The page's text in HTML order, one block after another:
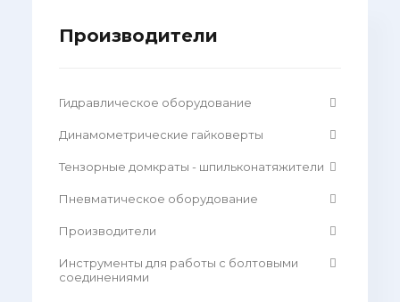
Производители
Гидравлическое оборудование
Динамометрические гайковерты
Тензорные домкраты - шпильконатяжители
Пневматическое оборудование
Производители
Инструменты для работы с болтовыми
соединениями